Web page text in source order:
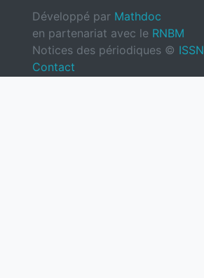
Développé par Mathdoc
en partenariat avec le RNBM
Notices des périodiques © ISSN
Contact